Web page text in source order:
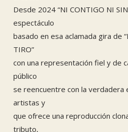
Desde 2024 “NI CONTIGO NI
espectáculo
basado en esa aclamada gira de
TIRO”
con una representación fiel y de
público
se reencuentre con la verdadera
artistas y
que ofrece una reproducción
tributo,